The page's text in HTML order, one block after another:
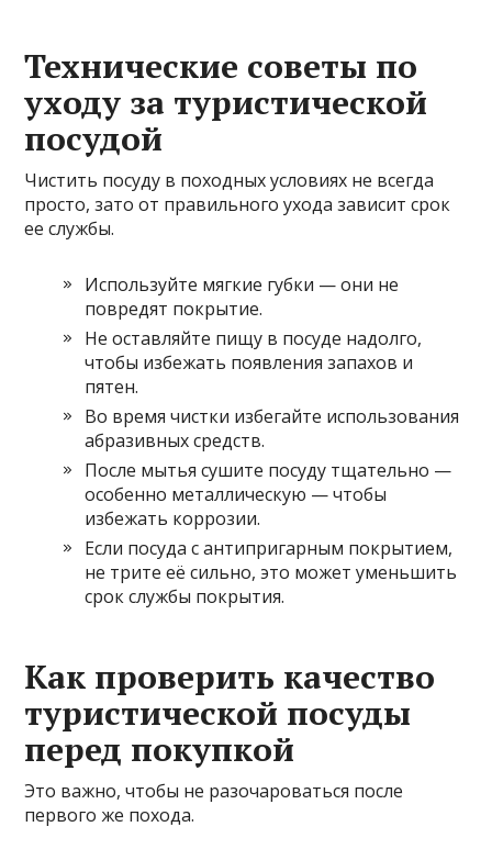
Технические советы по
уходу за туристической
посудой
Чистить посуду в походных условиях не всегда
просто, зато от правильного ухода зависит срок
ее службы.
Используйте мягкие губки — они не
повредят покрытие.
Не оставляйте пищу в посуде надолго,
чтобы избежать появления запахов и
пятен.
Во время чистки избегайте использования
абразивных средств.
После мытья сушите посуду тщательно —
особенно металлическую — чтобы
избежать коррозии.
Если посуда с антипригарным покрытием,
не трите её сильно, это может уменьшить
срок службы покрытия.
Как проверить качество
туристической посуды
перед покупкой
Это важно, чтобы не разочароваться после
первого же похода.